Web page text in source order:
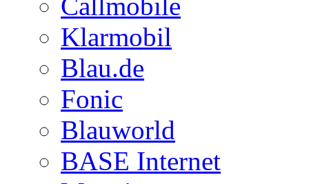
Klarmobil
Blau.de
Fonic
Blauworld
BASE Internet